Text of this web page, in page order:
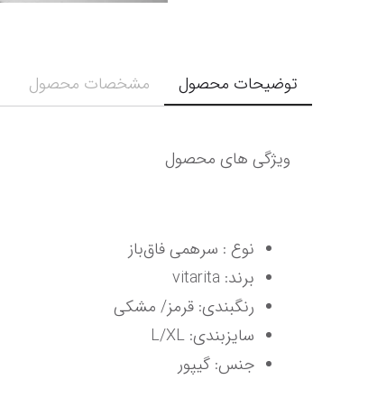
توضیحات محصول مشخصات محصول
ویژگی های محصول
نوع : سرهمی فاق‌باز
برند: vitarita
رنگبندی: قرمز/ مشکی
سایزبندی: L/XL
جنس: گیپور